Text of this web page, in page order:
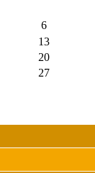
6
13
20
27